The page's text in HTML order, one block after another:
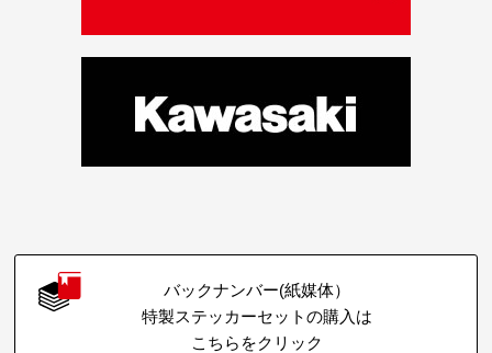
バックナンバー(紙媒体）
特製ステッカーセットの購入は
こちらをクリック